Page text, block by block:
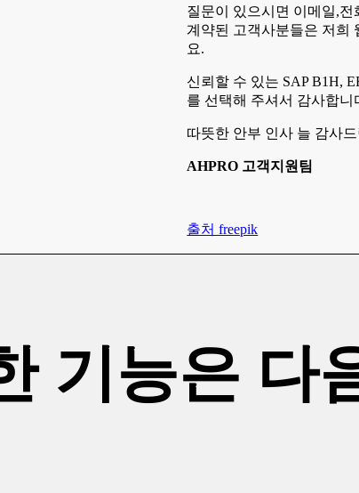
질문이 있으시면 이메일,
계약된 고객사분들은 저희
요.
신뢰할 수 있는 SAP B1H,
를 선택해 주셔서 감사합니
따뜻한 안부 인사 늘 감사
AHPRO 고객지원팀
출처 freepik
기능은 다